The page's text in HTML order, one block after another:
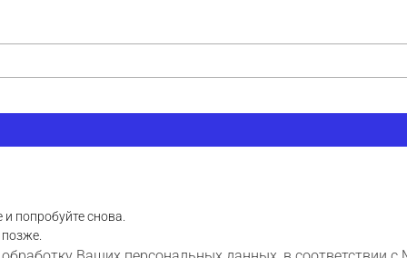
попробуйте снова.